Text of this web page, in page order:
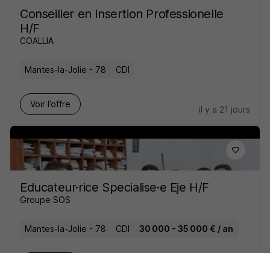
Conseiller en Insertion Professionelle
H/F
COALLIA
Mantes-la-Jolie - 78 CDI
Voir l’offre
il y a 21 jours
Educateur·rice Specialise·e Eje H/F
Groupe SOS
Mantes-la-Jolie - 78 CDI 30 000 - 35 000 € / an